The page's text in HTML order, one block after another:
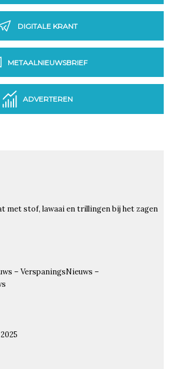
DIGITALE KRANT
METAALNIEUWSBRIEF
ADVERTEREN
met stof, lawaai en trillingen bij het zagen
– VerspaningsNieuws –